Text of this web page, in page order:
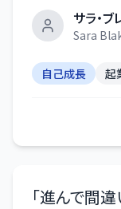
サラ・ブ
Sara
自己成長 起
「進んで間違